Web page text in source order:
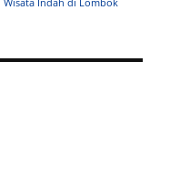
Wisata Indah di Lombok